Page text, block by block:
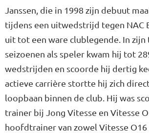
Janssen, die in 1998 zijn debuut
tijdens een uitwedstrijd tegen NAC
uit tot een ware clublegende. In zijn
seizoenen als speler kwam hij tot
wedstrijden en scoorde hij dertig
actieve carrière stortte hij zich
loopbaan binnen de club. Hij was
trainer bij Jong Vitesse en Vitesse
hoofdtrainer van zowel Vitesse O16